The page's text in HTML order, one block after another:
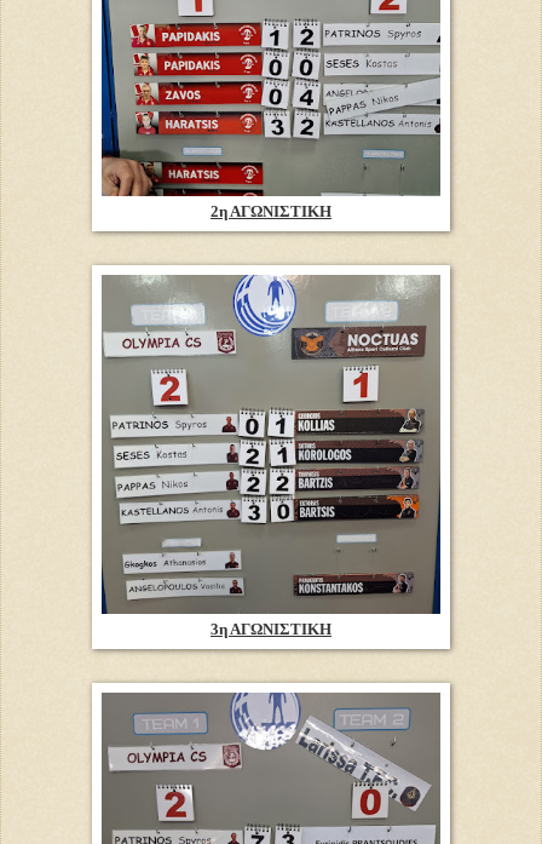
2η ΑΓΩΝΙΣΤΙΚΗ
3η ΑΓΩΝΙΣΤΙΚΗ